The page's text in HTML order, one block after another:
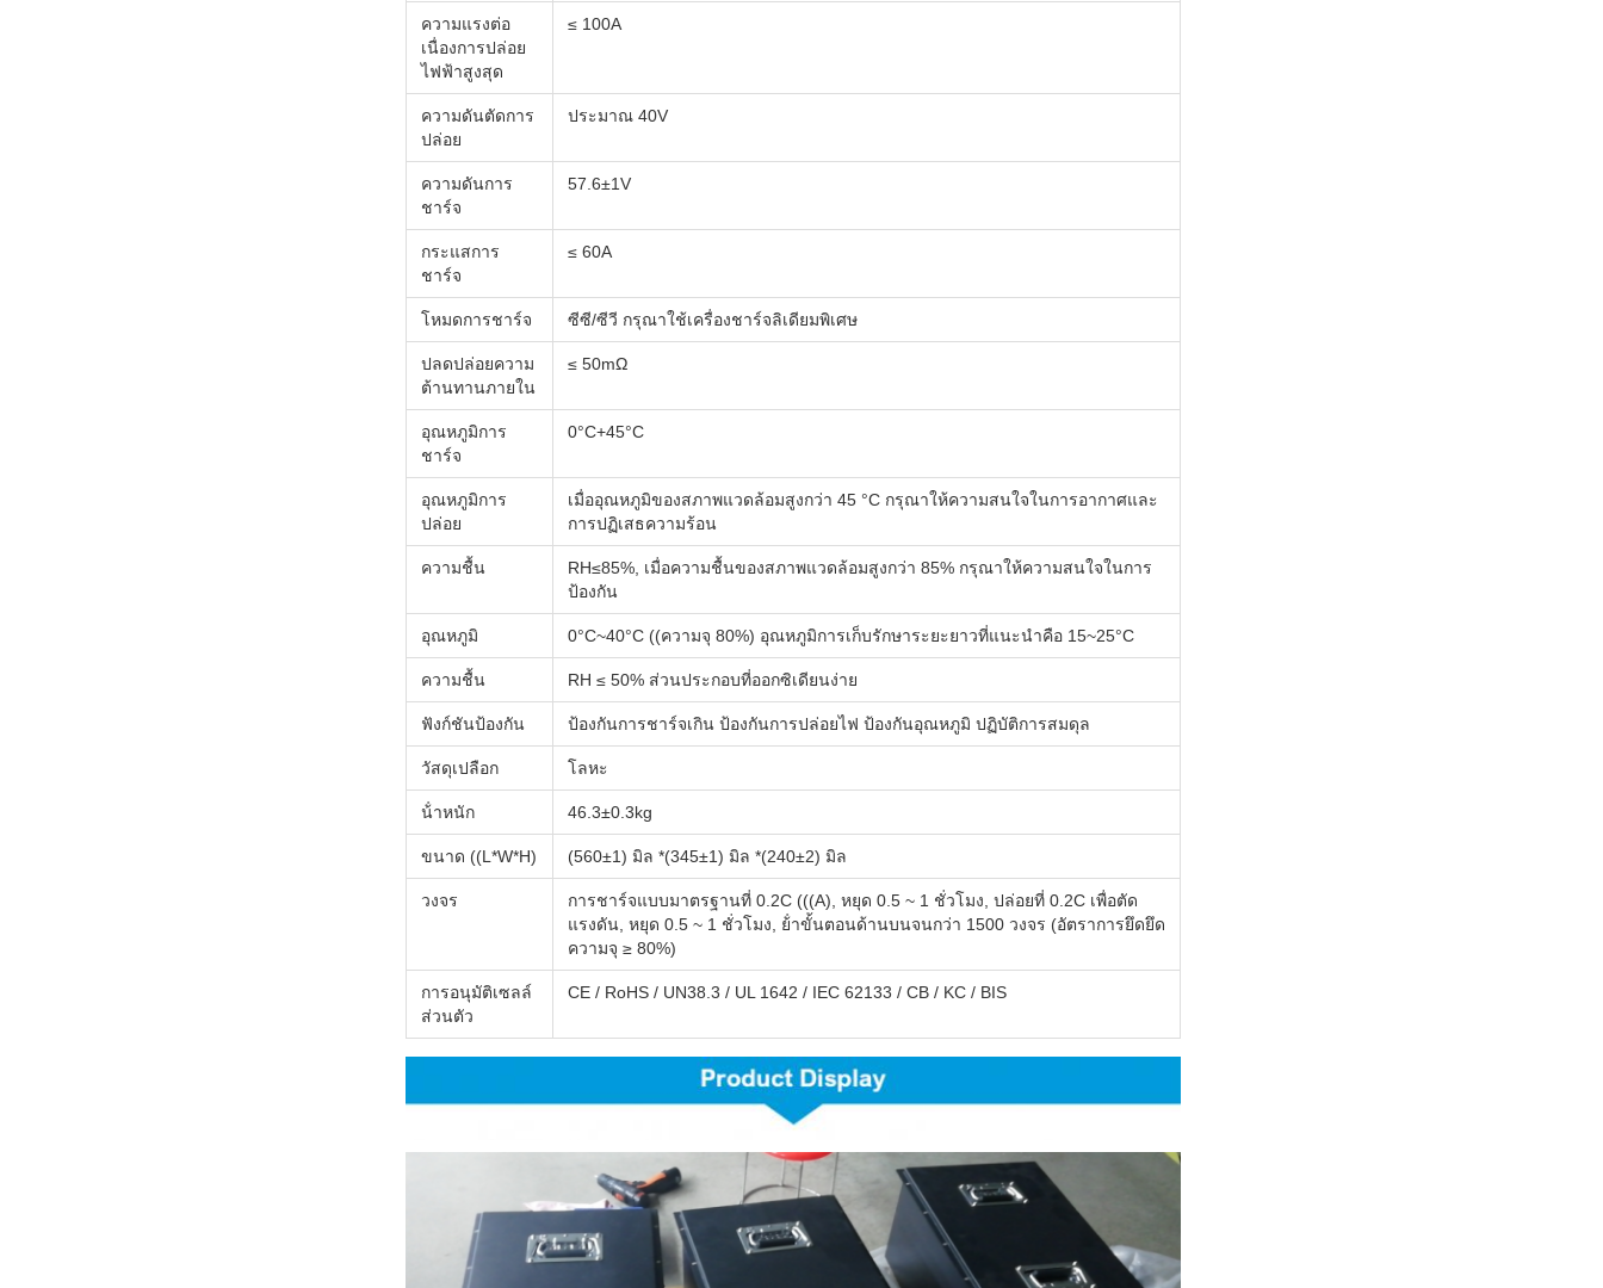
ความแรงต่อ
เนื่องการปล่อย
ไฟฟ้าสูงสุด
≤ 100A
ความดันตัดการ
ปล่อย
ประมาณ 40V
ความดันการ
ชาร์จ
57.6±1V
กระแสการ
ชาร์จ
≤ 60A
โหมดการชาร์จ ซีซี/ซีวี กรุณาใช้เครื่องชาร์จลิเดียมพิเศษ
ปลดปล่อยความ
ต้านทานภายใน
≤ 50mΩ
อุณหภูมิการ
ชาร์จ
0°C+45°C
อุณหภูมิการ
ปล่อย
เมื่ออุณหภูมิของสภาพแวดล้อมสูงกว่า 45 °C กรุณาให้ความสนใจในการอากาศและ
การปฏิเสธความร้อน
ความชื้น
RH≤85%, เมื่อความชื้นของสภาพแวดล้อมสูงกว่า 85% กรุณาให้ความสนใจในการ
ป้องกัน
อุณหภูมิ 0°C~40°C ((ความจุ 80%) อุณหภูมิการเก็บรักษาระยะยาวที่แนะนําคือ 15~25°C
ความชื้น RH ≤ 50% ส่วนประกอบที่ออกซิเดียนง่าย
ฟังก์ชันป้องกัน ป้องกันการชาร์จเกิน ป้องกันการปล่อยไฟ ป้องกันอุณหภูมิ ปฏิบัติการสมดุล
วัสดุเปลือก โลหะ
น้ําหนัก 46.3±0.3kg
ขนาด ((L*W*H) (560±1) มิล *(345±1) มิล *(240±2) มิล
วงจร
การชาร์จแบบมาตรฐานที่ 0.2C (((A), หยุด 0.5 ~ 1 ชั่วโมง, ปล่อยที่ 0.2C เพื่อตัด
แรงดัน, หยุด 0.5 ~ 1 ชั่วโมง, ย้ําขั้นตอนด้านบนจนกว่า 1500 วงจร (อัตราการยึดยึด
ความจุ ≥ 80%)
การอนุมัติเซลล์
ส่วนตัว
CE / RoHS / UN38.3 / UL 1642 / IEC 62133 / CB / KC / BIS